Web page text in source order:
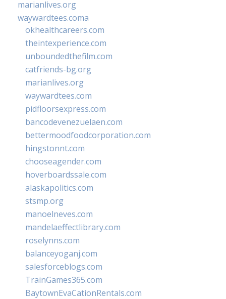
marianlives.org
waywardtees.coma
okhealthcareers.com
theintexperience.com
unboundedthefilm.com
catfriends-bg.org
marianlives.org
waywardtees.com
pidfloorsexpress.com
bancodevenezuelaen.com
bettermoodfoodcorporation.com
hingstonnt.com
chooseagender.com
hoverboardssale.com
alaskapolitics.com
stsmp.org
manoelneves.com
mandelaeffectlibrary.com
roselynns.com
balanceyoganj.com
salesforceblogs.com
TrainGames365.com
BaytownEvaCationRentals.com